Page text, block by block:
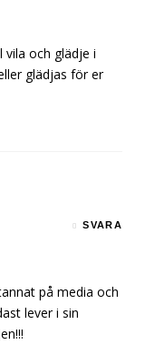
vila och glädje i
glädjas för er
SVARA
på media och
lever i sin